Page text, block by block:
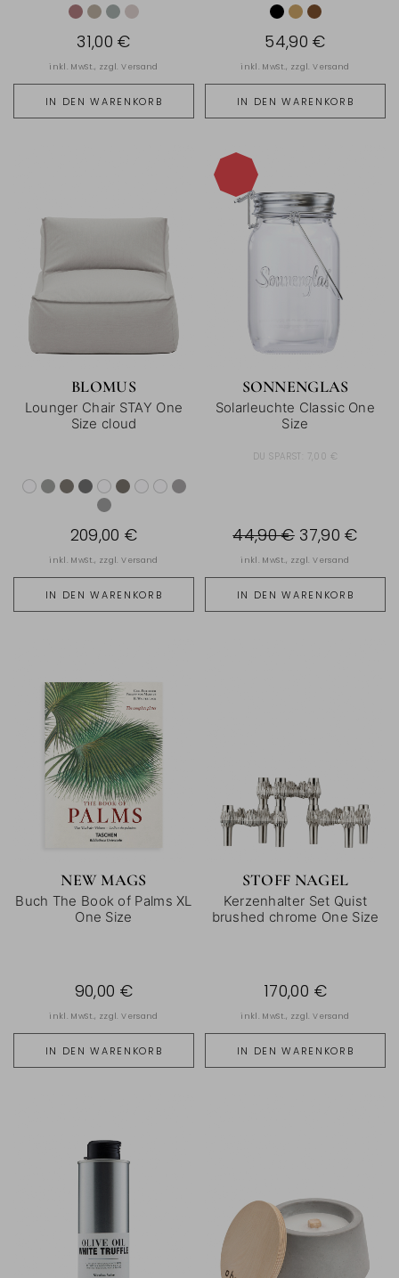
IN DEN WARENKORB
31,00 €
inkl. MwSt., zzgl.Versand
IN DEN WARENKORB
54,90 €
inkl. MwSt., zzgl.Versand
BLOMUS
Lounger Chair STAY One
Size cloud
IN DEN WARENKORB
209,00 €
inkl. MwSt., zzgl.Versand
-16%
SONNENGLAS
Solarleuchte Classic One
Size
DU SPARST: 7,00 €
IN DEN WARENKORB
44,90 € 37,90 €
inkl. MwSt., zzgl.Versand
NEW MAGS
Buch The Book of Palms XL
One Size
IN DEN WARENKORB
90,00 €
inkl. MwSt., zzgl.Versand
STOFF NAGEL
Kerzenhalter Set Quist
brushed chrome One Size
IN DEN WARENKORB
170,00 €
inkl. MwSt., zzgl.Versand